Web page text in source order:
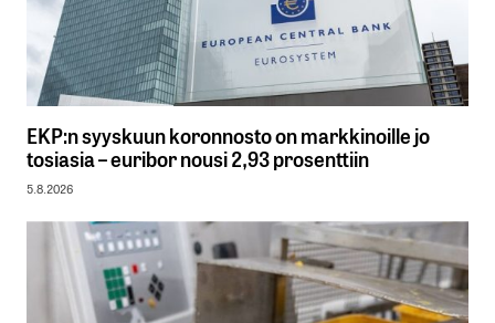
EKP:n syyskuun koronnosto on markkinoille jo
tosiasia – euribor nousi 2,93 prosenttiin
5.8.2026